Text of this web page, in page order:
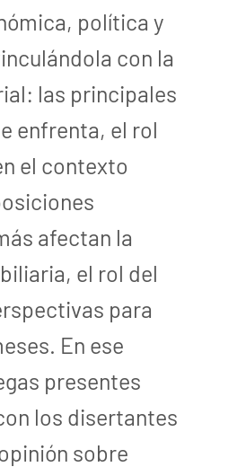
política y
con la
las principales
enfrenta, el rol
el contexto
afectan la
el rol del
para
En ese
presentes
los disertantes
sobre